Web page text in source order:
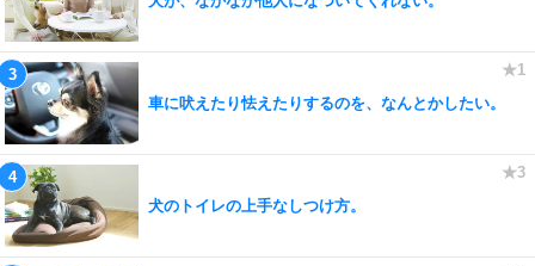
車に吠えたり怯えたりするのを、なんとかしたい。
犬のトイレの上手なしつけ方。